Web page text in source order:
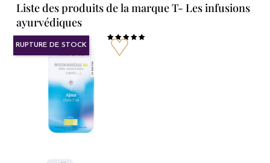
Liste des produits de la marque T- Les infusions
ayurvédiques
RUPTURE DE STOCK